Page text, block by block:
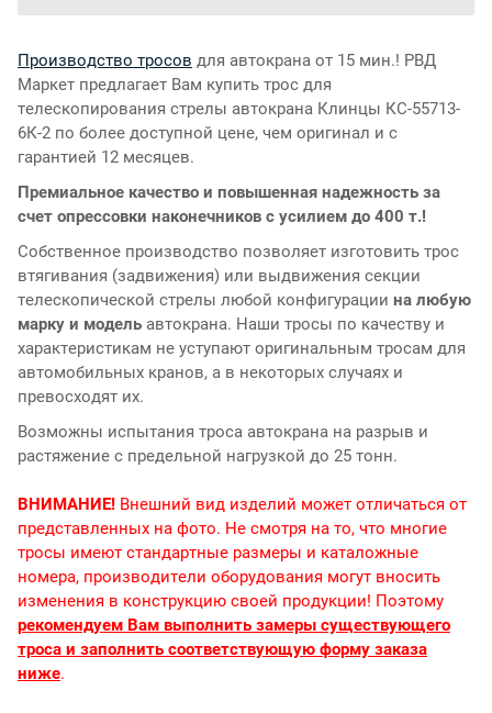
Производство тросов для автокрана от 15 мин.! РВД
Маркет предлагает Вам купить трос для
телескопирования стрелы автокрана Клинцы КС-55713-
6К-2 по более доступной цене, чем оригинал и с
гарантией 12 месяцев.
Премиальное качество и повышенная надежность за
счет опрессовки наконечников с усилием до 400 т.!
Собственное производство позволяет изготовить трос
втягивания (задвижения) или выдвижения секции
телескопической стрелы любой конфигурации на любую
марку и модель автокрана. Наши тросы по качеству и
характеристикам не уступают оригинальным тросам для
автомобильных кранов, а в некоторых случаях и
превосходят их.
Возможны испытания троса автокрана на разрыв и
растяжение с предельной нагрузкой до 25 тонн.
ВНИМАНИЕ! Внешний вид изделий может отличаться от
представленных на фото. Не смотря на то, что многие
тросы имеют стандартные размеры и каталожные
номера, производители оборудования могут вносить
изменения в конструкцию своей продукции! Поэтому
рекомендуем Вам выполнить замеры существующего
троса и заполнить соответствующую форму заказа
ниже.